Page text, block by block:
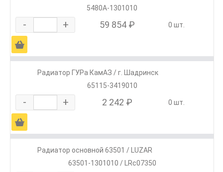
5480А-1301010
- + 59 854 ₽ 0 шт.
Ä
Радиатор ГУРа КамАЗ / г. Шадринск
65115-3419010
- + 2 242 ₽ 0 шт.
Ä
Радиатор основной 63501 / LUZAR
63501-1301010 / LRc07350